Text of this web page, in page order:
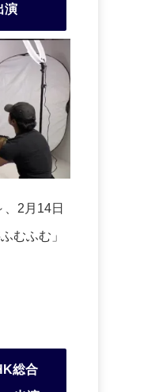
演
2月14日
むふむ」
総合